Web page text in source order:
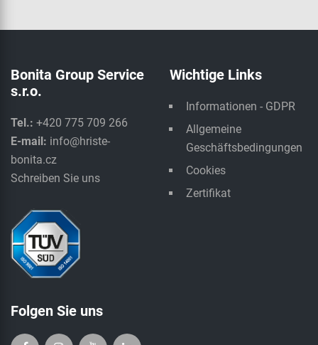
Bonita Group Service
s.r.o.
Tel.: +420 775 709 266
E-mail: info@hriste-
bonita.cz
Schreiben Sie uns
Wichtige Links
Informationen - GDPR
Allgemeine
Geschäftsbedingungen
Cookies
Zertifikat
Folgen Sie uns